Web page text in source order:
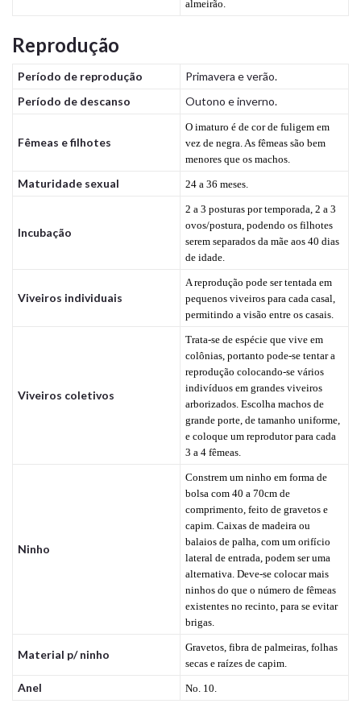
almeirão.
Reprodução
Período de reprodução
Primavera e verão.
Período de descanso
Outono e inverno.
Fêmeas e filhotes
O imaturo é de cor de fuligem em
vez de negra. As fêmeas são bem
menores que os machos.
Maturidade sexual 24 a 36 meses.
Incubação
2 a 3 posturas por temporada, 2 a 3
ovos/postura, podendo os filhotes
serem separados da mãe aos 40 dias
de idade.
Viveiros individuais
A reprodução pode ser tentada em
pequenos viveiros para cada casal,
permitindo a visão entre os casais.
Viveiros coletivos
Trata-se de espécie que vive em
colônias, portanto pode-se tentar a
reprodução colocando-se vários
indivíduos em grandes viveiros
arborizados. Escolha machos de
grande porte, de tamanho uniforme,
e coloque um reprodutor para cada
3 a 4 fêmeas.
Ninho
Constrem um ninho em forma de
bolsa com 40 a 70cm de
comprimento, feito de gravetos e
capim. Caixas de madeira ou
balaios de palha, com um orifício
lateral de entrada, podem ser uma
alternativa. Deve-se colocar mais
ninhos do que o número de fêmeas
existentes no recinto, para se evitar
brigas.
Material p/ ninho
Gravetos, fibra de palmeiras, folhas
secas e raízes de capim.
Anel No. 10.